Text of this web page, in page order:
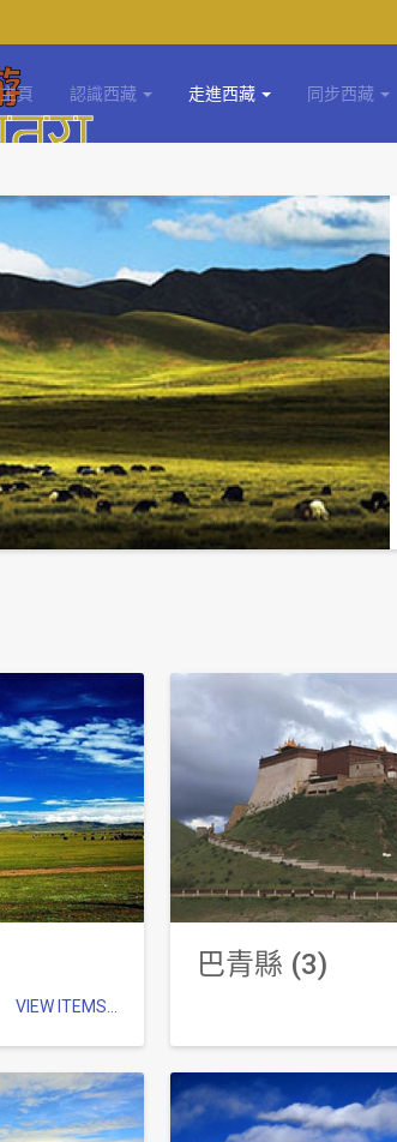
主頁 認識西藏 走進西藏 同步西藏
VIEW ITEMS...
巴青縣 (3)